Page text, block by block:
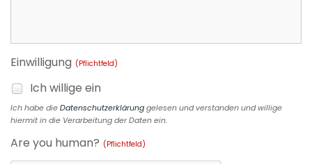
Einwilligung (Pflichtfeld)
Ich willige ein
Ich habe dieDatenschutzerklärunggelesen und verstanden und willige
hiermit in die Verarbeitung der Daten ein.
Are you human? (Pflichtfeld)